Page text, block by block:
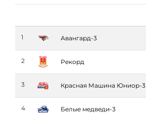
1 Авангард-3
2 Рекорд
3 Красная Машина Юниор-3
4 Белые медведи-3